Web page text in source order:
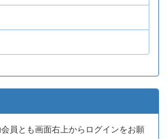
員とも画面右上からログインをお願